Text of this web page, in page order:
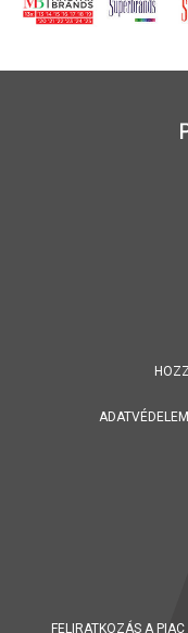
FELIRATKOZÁS A